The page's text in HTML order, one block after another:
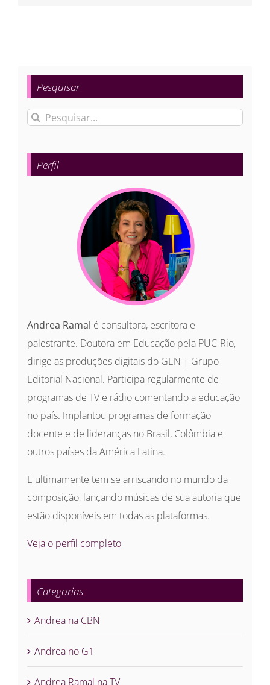
Pesquisar
Buscar
para:
Perfil
Andrea Ramal é consultora, escritora e
palestrante. Doutora em Educação pela PUC-Rio,
dirige as produções digitais do GEN | Grupo
Editorial Nacional. Participa regularmente de
programas de TV e rádio comentando a educação
no país. Implantou programas de formação
docente e de lideranças no Brasil, Colômbia e
outros países da América Latina.
E ultimamente tem se arriscando no mundo da
composição, lançando músicas de sua autoria que
estão disponíveis em todas as plataformas.
Veja o perfil completo
Categorias
Andrea na CBN
Andrea no G1
Andrea Ramal na TV